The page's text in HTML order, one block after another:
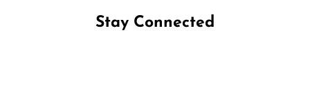
Stay Connected